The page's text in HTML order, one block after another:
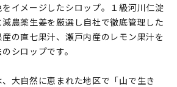
イメージしたシロップ。１級河川仁淀
農薬生姜を厳選し自社で徹底管理した
の直七果汁、瀬戸内産のレモン果汁を
シロップです。
大自然に恵まれた地区で「山で生き